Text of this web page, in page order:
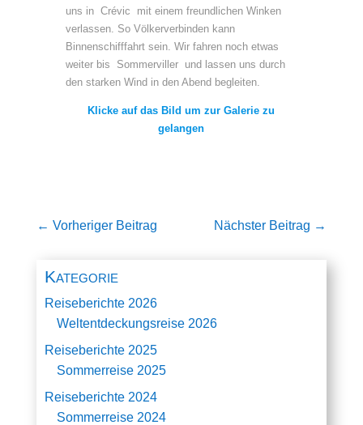
uns in Crévic mit einem freundlichen Winken
verlassen. So Völkerverbinden kann
Binnenschifffahrt sein. Wir fahren noch etwas
weiter bis Sommerviller und lassen uns durch
den starken Wind in den Abend begleiten.
Klicke auf das Bild um zur Galerie zu
gelangen
← Vorheriger Beitrag Nächster Beitrag →
Kategorie
Reiseberichte 2026
Weltentdeckungsreise 2026
Reiseberichte 2025
Sommerreise 2025
Reiseberichte 2024
Sommerreise 2024